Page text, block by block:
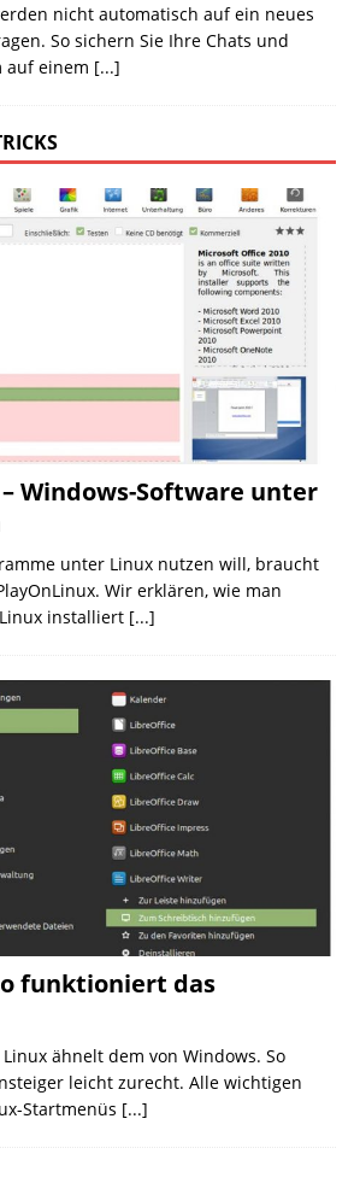
nicht automatisch auf ein neues
So sichern Sie Ihre Chats und
auf einem [...]
Windows-Software unter
unter Linux nutzen will, braucht
Wir erklären, wie man
installiert [...]
funktioniert das
ähnelt dem von Windows. So
leicht zurecht. Alle wichtigen
Startmenüs [...]